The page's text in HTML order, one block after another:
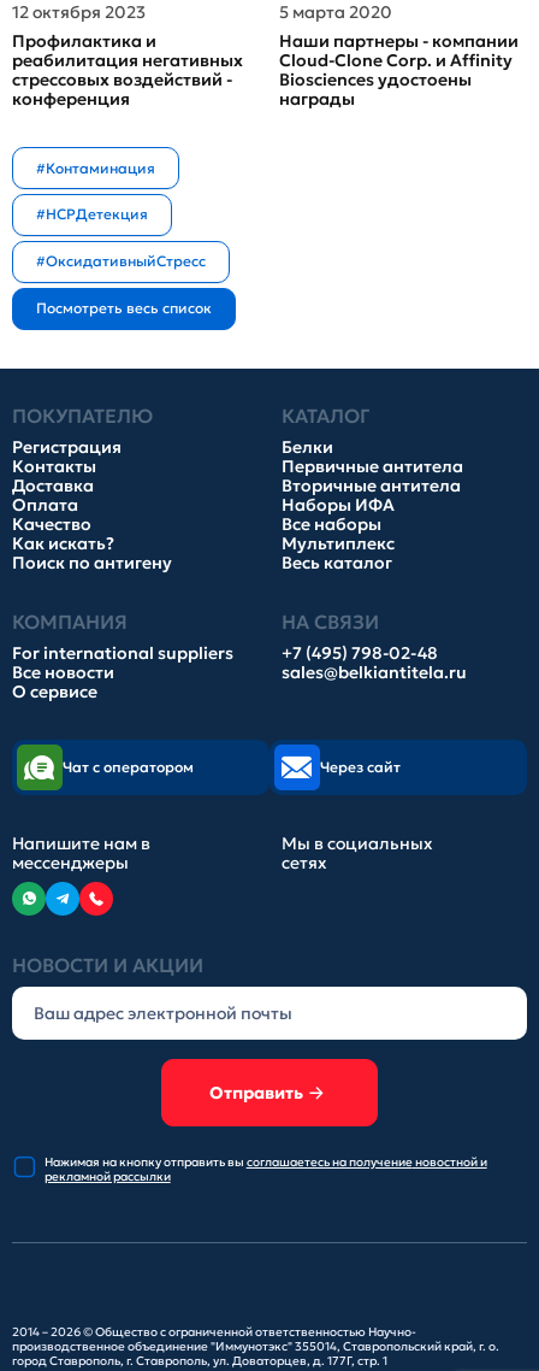
12 октября 2023
Профилактика и
реабилитация негативных
стрессовых воздействий -
конференция
5 марта 2020
Наши партнеры - компании
Cloud-Clone Corp. и Affinity
Biosciences удостоены
награды
#Контаминация
#HCPДетекция
#ОксидативныйСтресс
ПОКУПАТЕЛЮ
Регистрация
Контакты
Доставка
Оплата
Качество
Как искать?
Поиск по антигену
КАТАЛОГ
Белки
Первичные антитела
Вторичные антитела
Наборы ИФА
Все наборы
Мультиплекс
Весь каталог
КОМПАНИЯ
For international suppliers
Все новости
О сервисе
НА СВЯЗИ
+7 (495) 798-02-48
sales@belkiantitela.ru
НОВОСТИ И АКЦИИ
Отправить
Нажимая на кнопку отправитьвы соглашаетесь на получениеновостной и
рекламной рассылки
Чат с оператором Через сайт
Напишите нам в
мессенджеры
Мы в социальных
сетях
2014 – 2026 ©Общество с ограниченной ответственностью Научно-
производственное объединение "Иммунотэкс"355014, Ставропольский край, г. о.
город Ставрополь, г. Ставрополь, ул. Доваторцев, д. 177Г, стр. 1